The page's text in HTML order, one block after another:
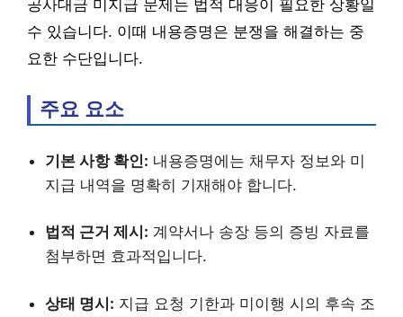
공사대금 미지급 문제는 법적 대응이 필요한 상황일
수 있습니다. 이때 내용증명은 분쟁을 해결하는 중
요한 수단입니다.
주요 요소
기본 사항 확인: 내용증명에는 채무자 정보와 미
지급 내역을 명확히 기재해야 합니다.
법적 근거 제시: 계약서나 송장 등의 증빙 자료를
첨부하면 효과적입니다.
상태 명시: 지급 요청 기한과 미이행 시의 후속 조